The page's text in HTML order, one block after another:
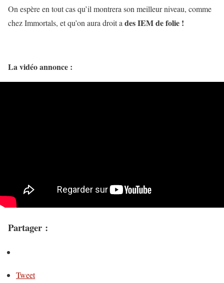
On espère en tout cas qu’il montrera son meilleur niveau, comme
chez Immortals, et qu’on aura droit a des IEM de folie !
La vidéo annonce :
Partager :
Tweet